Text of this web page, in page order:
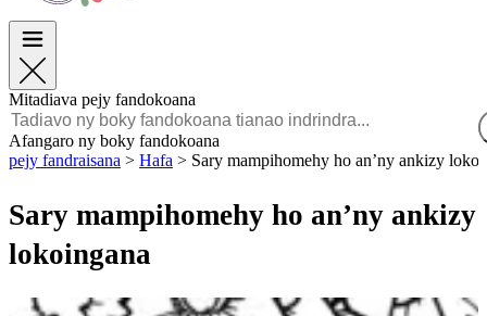
Malagasy
POLSKI
FRANÇAIS
MALAGASY
TIẾNG VIỆT
Mitadiava pejy fandokoana
Afangaro ny boky fandokoana
pejy fandraisana > Hafa > Sary mampihomehy ho an’ny ankizy
Sary mampihomehy ho an’ny ankizy
lokoingana